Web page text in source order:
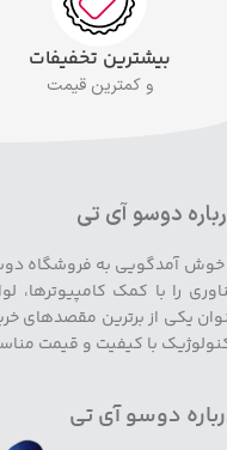
بیشترین تخفیفات
و کمترین قیمت
دوسو آی تی
خوش آمدگویی به فروشگاه
را با کمک کامپیوترها،
یکی از برترین مقصدهای
با کیفیت و قیمت
دوسو آی تی